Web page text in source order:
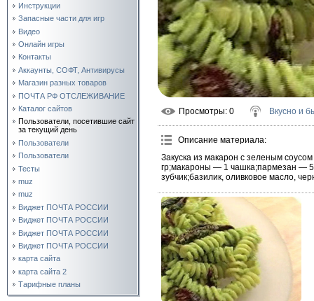
Инструкции
Запасные части для игр
Видео
Онлайн игры
Контакты
Аккаунты, СОФТ, Антивирусы
Магазин разных товаров
ПОЧТА РФ ОТСЛЕЖИВАНИЕ
Каталог сайтов
Пользователи, посетившие сайт
за текущий день
Пользователи
Пользователи
Тесты
muz
muz
Виджет ПОЧТА РОССИИ
Виджет ПОЧТА РОССИИ
Виджет ПОЧТА РОССИИ
Виджет ПОЧТА РОССИИ
карта сайта
карта сайта 2
Тарифные планы
Просмотры: 0 Вкусно и
Описание материала:
Закуска из макарон с зеленым
гр;макароны — 1 чашка;пармезан —
зубчик;базилик, оливковое масло,